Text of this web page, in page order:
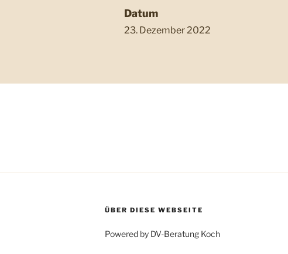
Datum
23. Dezember 2022
ÜBER DIESE WEBSEITE
Powered by DV-Beratung Koch